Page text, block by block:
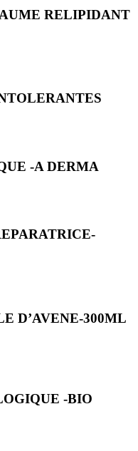
RELIPIDANT
-A DERMA
D’AVENE-300ML
-BIO